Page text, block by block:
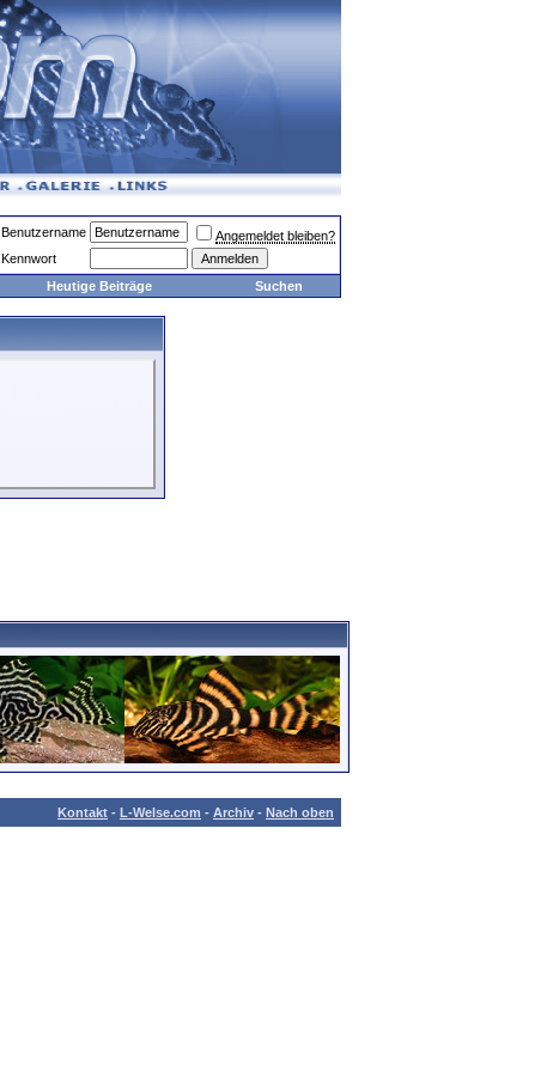
Benutzername
Angemeldet bleiben?
Kennwort
Heutige Beiträge Suchen
Kontakt - L-Welse.com - Archiv - Nach oben